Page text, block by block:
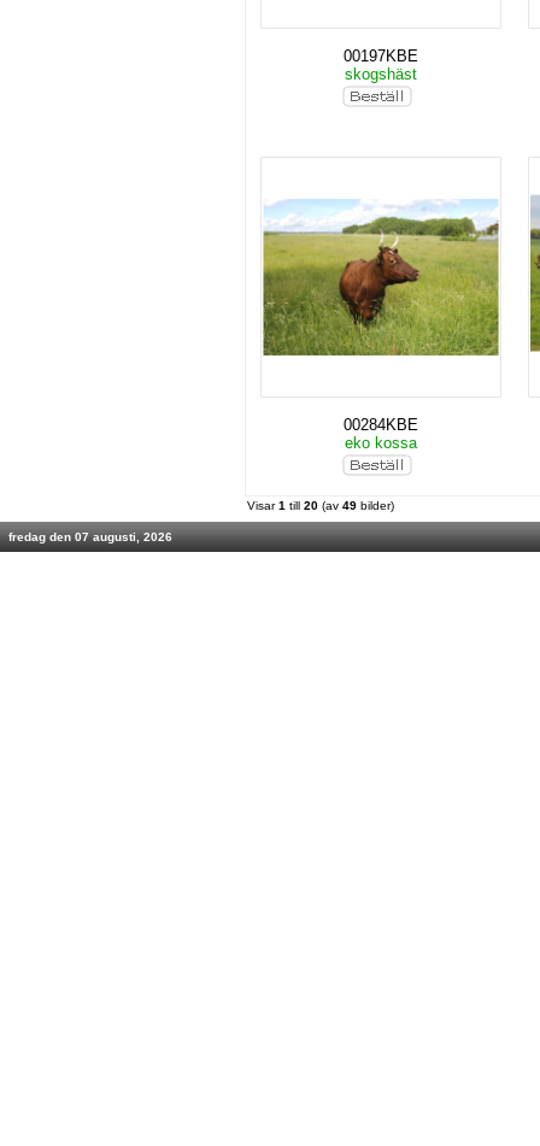
00197KBE
skogshäst
00284KBE
eko kossa
Visar1 till 20 (av 49 bilder)
fredag den 07 augusti, 2026